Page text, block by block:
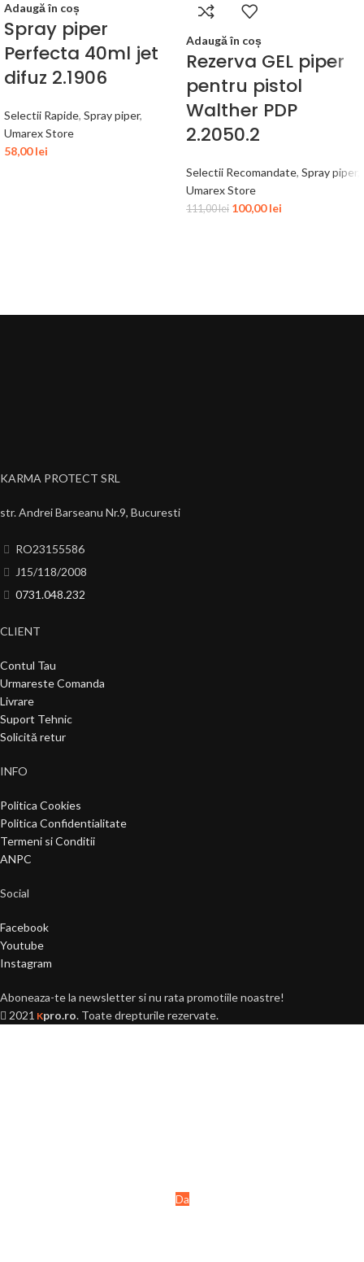
Adaugă în coș
Spray piper
Perfecta 40ml jet
difuz 2.1906
Selectii Rapide, Spray piper,
Umarex Store
58,00lei
Adaugă în coș
Rezerva GEL piper
pentru pistol
Walther PDP
2.2050.2
Selectii Recomandate, Spray piper
Umarex Store
111,00lei 100,00lei
KARMA PROTECT SRL
str. Andrei Barseanu Nr.9, Bucuresti
RO23155586
J15/118/2008
0731.048.232
CLIENT
Contul Tau
Urmareste Comanda
Livrare
Suport Tehnic
Solicită retur
INFO
Politica Cookies
Politica Confidentialitate
Termeni si Conditii
ANPC
Social
Facebook
Youtube
Instagram
Aboneaza-te la newsletter si nu rata promotiile noastre!
2021 Kpro.ro. Toate drepturile rezervate.
Da